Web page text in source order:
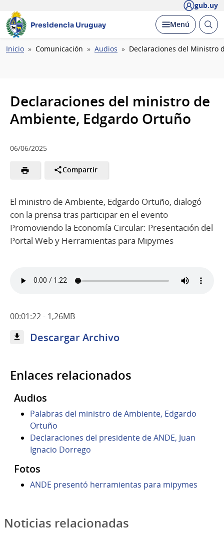
gub.uy
Presidencia Uruguay Desplegar
Menú Abrir
Ruta
Inicio Comunicación Audios Declaraciones del Ministro
Declaraciones del ministro de
Ambiente, Edgardo Ortuño
06/06/2025
Compartir
El ministro de Ambiente, Edgardo Ortuño, dialogó
con la prensa tras participar en el evento
Promoviendo la Economía Circular: Presentación del
Portal Web y Herramientas para Mipymes
00:01:22 - 1,26MB
Descargar Archivo
Enlaces relacionados
Audios
Palabras del ministro de Ambiente, Edgardo
Ortuño
Declaraciones del presidente de ANDE, Juan
Ignacio Dorrego
Fotos
ANDE presentó herramientas para mipymes
Noticias relacionadas